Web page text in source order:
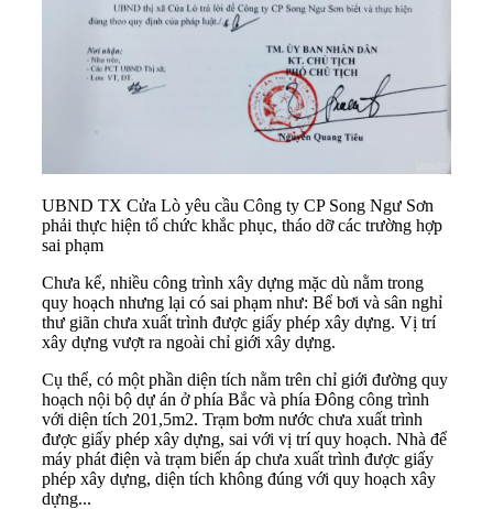
UBND TX Cửa Lò yêu cầu Công ty CP Song Ngư Sơn
phải thực hiện tổ chức khắc phục, tháo dỡ các trường hợp
sai phạm
Chưa kể, nhiều công trình xây dựng mặc dù nằm trong
quy hoạch nhưng lại có sai phạm như: Bể bơi và sân nghỉ
thư giãn chưa xuất trình được giấy phép xây dựng. Vị trí
xây dựng vượt ra ngoài chỉ giới xây dựng.
Cụ thể, có một phần diện tích nằm trên chỉ giới đường quy
hoạch nội bộ dự án ở phía Bắc và phía Đông công trình
với diện tích 201,5m2. Trạm bơm nước chưa xuất trình
được giấy phép xây dựng, sai với vị trí quy hoạch. Nhà để
máy phát điện và trạm biến áp chưa xuất trình được giấy
phép xây dựng, diện tích không đúng với quy hoạch xây
dựng...